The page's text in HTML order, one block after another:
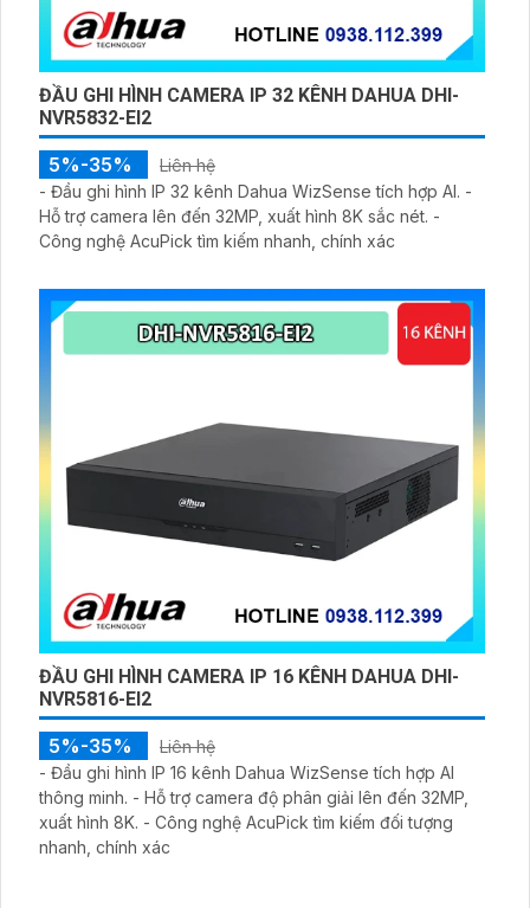
ĐẦU GHI HÌNH CAMERA IP 32 KÊNH DAHUA DHI-
NVR5832-EI2
5%-35%
Liên hệ
- Đầu ghi hình IP 32 kênh Dahua WizSense tích hợp AI. -
Hỗ trợ camera lên đến 32MP, xuất hình 8K sắc nét. -
Công nghệ AcuPick tìm kiếm nhanh, chính xác
ĐẦU GHI HÌNH CAMERA IP 16 KÊNH DAHUA DHI-
NVR5816-EI2
5%-35%
Liên hệ
- Đầu ghi hình IP 16 kênh Dahua WizSense tích hợp AI
thông minh. - Hỗ trợ camera độ phân giải lên đến 32MP,
xuất hình 8K. - Công nghệ AcuPick tìm kiếm đối tượng
nhanh, chính xác